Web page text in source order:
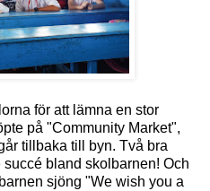
för att lämna en stor
på "Community Market",
tillbaka till byn. Två bra
bland skolbarnen! Och
sjöng "We wish you a